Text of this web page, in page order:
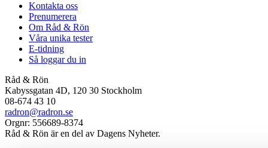
Kontakta oss
Prenumerera
Om Råd & Rön
Våra unika tester
E-tidning
Så loggar du in
Råd & Rön
Kabyssgatan 4D, 120 30 Stockholm
08-674 43 10
radron@radron.se
Orgnr: 556689-8374
Råd & Rön är en del av Dagens Nyheter.